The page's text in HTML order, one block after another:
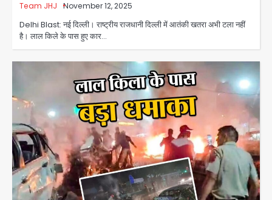
Team JHJ November 12, 2025
Delhi Blast: नई दिल्ली। राष्ट्रीय राजधानी दिल्ली में आतंकी खतरा अभी टला नहीं
है। लाल किले के पास हुए कार…
2
स्वतंत्रता दिवस पर फूलप्रूफ सुरक्षा को लेकर
दिल्ली पुलिस मुख्यालय में मंथन
Team JHJ
3
Petrol bomb attack on Shakib
Al Hasan’s house: शेख हसीना की
वर्चुअल प्रेस कॉन्फ्रेंस में जुड़ने पर भड़का
गुस्सा, शाकिब अल हसन के मगुरा स्थित घर पर
पेट्रोल बम से हमला
Avinash Kumar